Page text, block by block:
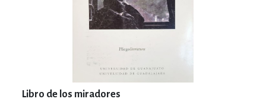
Libro de los miradores